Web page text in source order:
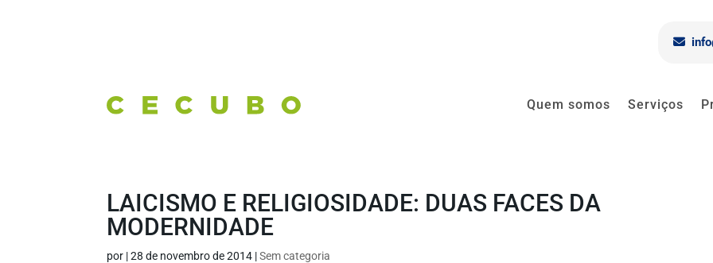
Quem somos Serviços
LAICISMO E RELIGIOSIDADE: DUAS FACES DA
MODERNIDADE
por |28 de novembro de 2014 |Sem categoria